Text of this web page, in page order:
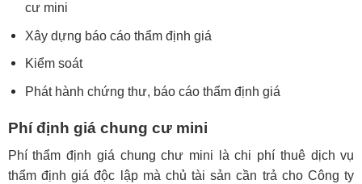
cư mini
Xây dựng báo cáo thẩm định giá
Kiểm soát
Phát hành chứng thư, báo cáo thẩm định giá
Phí định giá chung cư mini
Phí thẩm định giá chung chư mini là chi phí thuê dịch vụ
thẩm định giá độc lập mà chủ tài sản cần trả cho Công ty